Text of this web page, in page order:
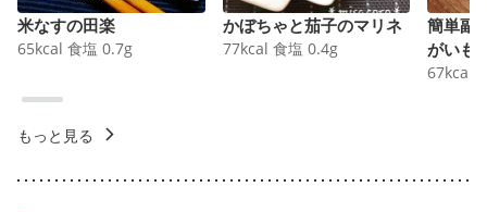
米なすの田楽
65kcal 食塩 0.7g
かぼちゃと茄子のマリネ
77kcal 食塩 0.4g
簡単副
がいも
67kcal
もっと見る